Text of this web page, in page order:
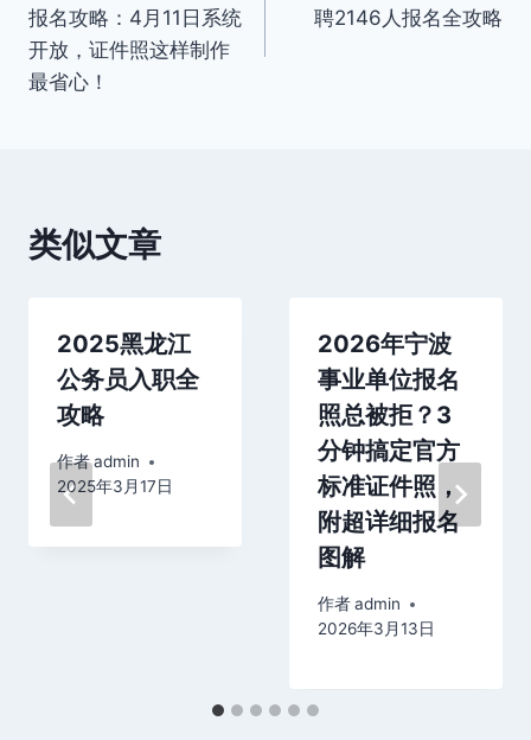
导
航
报名攻略：4月11日系统
开放，证件照这样制作
最省心！
聘2146人报名全攻略
类似文章
2025黑龙江
公务员入职全
攻略
作者admin
2025年3月17日
2026年宁波
事业单位报名
照总被拒？3
分钟搞定官方
标准证件照，
附超详细报名
图解
作者admin
2026年3月13日